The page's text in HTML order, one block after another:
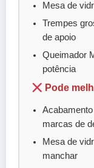
Mesa de
Trempes
de apoio
Queimador
potência
Pode
marcas de
Mesa de
manchar